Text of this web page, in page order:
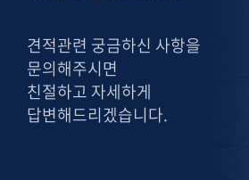
견적관련 궁금하신 사항을
문의해주시면
친절하고 자세하게
답변해드리겠습니다.